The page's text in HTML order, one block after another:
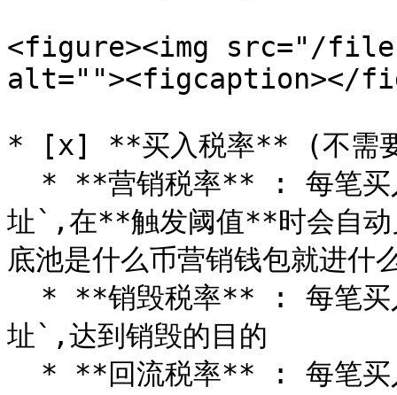
<figure><img src="/files/
alt=""><figcaption></
* [x] **买入税率** (不需要
址`,在**触发阈值**时会自动
底池是什么币营销钱包就进
址`,达到销毁的目的